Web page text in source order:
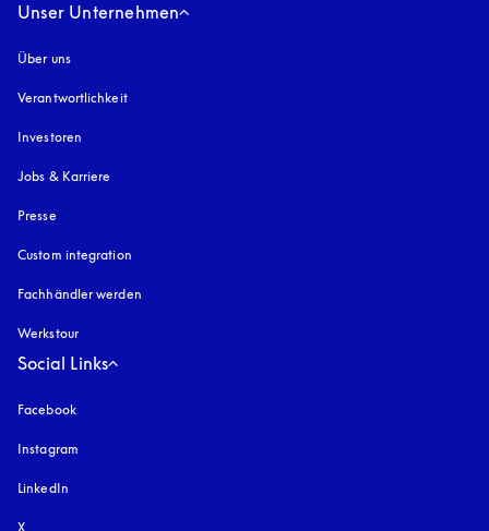
Unser Unternehmen
Über uns
Verantwortlichkeit
Investoren
Jobs & Karriere
Presse
Custom integration
Fachhändler werden
Werkstour
Social Links
Facebook
Instagram
LinkedIn
X